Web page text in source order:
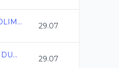
III COPA ALBERCA OLIMPICA DE CANCUN CL 29.07
Campeonato Estatal DURANGO CL 2026 29.07